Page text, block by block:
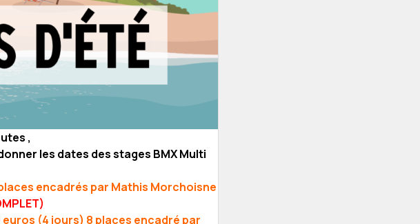
,
les dates des stages BMX Multi
encadrés par Mathis Morchoisne
euros (4 jours) 8 places encadré par